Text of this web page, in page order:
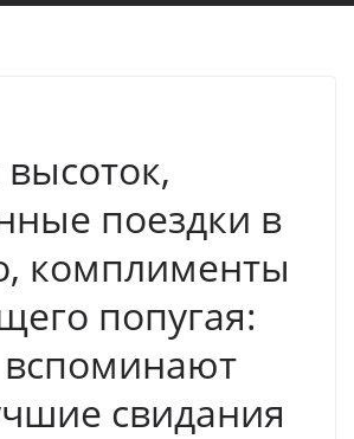
поездки в
комплименты
попугая:
вспоминают
свидания